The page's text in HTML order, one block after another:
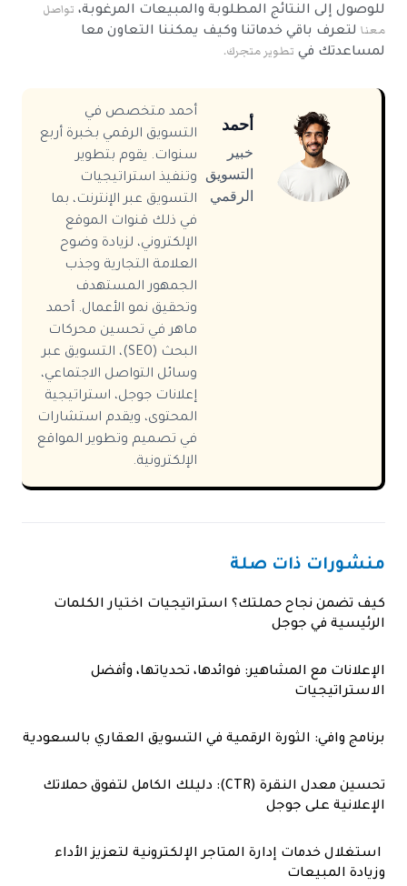
للوصول إلى النتائج المطلوبة والمبيعات المرغوبة، تواصل
معنا لتعرف باقي خدماتنا وكيف يمكننا التعاون معا
لمساعدتك في تطوير متجرك.
أحمد
خبير
التسويق
الرقمي
أحمد متخصص في
التسويق الرقمي بخبرة أربع
سنوات. يقوم بتطوير
وتنفيذ استراتيجيات
التسويق عبر الإنترنت، بما
في ذلك قنوات الموقع
الإلكتروني، لزيادة وضوح
العلامة التجارية وجذب
الجمهور المستهدف
وتحقيق نمو الأعمال. أحمد
ماهر في تحسين محركات
البحث (SEO)، التسويق عبر
وسائل التواصل الاجتماعي،
إعلانات جوجل، استراتيجية
المحتوى، ويقدم استشارات
في تصميم وتطوير المواقع
الإلكترونية.
منشورات ذات صلة
كيف تضمن نجاح حملتك؟ استراتيجيات اختيار الكلمات
الرئيسية في جوجل
الإعلانات مع المشاهير: فوائدها، تحدياتها، وأفضل
الاستراتيجيات
برنامج وافي: الثورة الرقمية في التسويق العقاري بالسعودية
تحسين معدل النقرة (CTR): دليلك الكامل لتفوق حملاتك
الإعلانية على جوجل
استغلال خدمات إدارة المتاجر الإلكترونية لتعزيز الأداء
وزيادة المبيعات